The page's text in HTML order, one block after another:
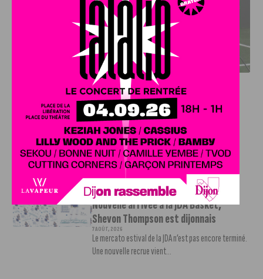
DFCO : RENCONTRE AVEC PIERRE-HENRI DEBALLON,
L’ARTISAN DE LA MONTÉE EN LIGUE 2
INFOS,SPORT
DFCO : Rencontre avec Pierre-Henri
Deballon, l’artisan de la montée en
Ligue 2
7 AOÛT, 2026
Le DFCO est de retour en Ligue 2 après trois ans
d’absence. La saison...
INFOS,SPORT
Nouvelle arrivée à la JDA Basket,
Shevon Thompson est dijonnais
7 AOÛT, 2026
Le mercato estival de la JDA n’est pas encore terminé.
Une nouvelle recrue vient...